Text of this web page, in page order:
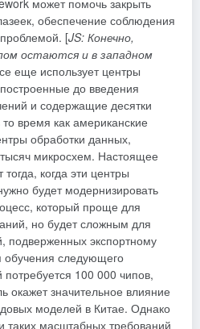
обеспечение соблюдения
[JS: Конечно,
остаются и в западном
еще использует центры
до введения
и содержащие десятки
время как американские
обработки данных,
микросхем. Настоящее
когда эти центры
будет модернизировать
который проще для
но будет сложным для
подверженных экспортному
обучения следующего
100 000 чипов,
окажет значительное влияние
моделей в Китае. Однако
таких масштабных требований